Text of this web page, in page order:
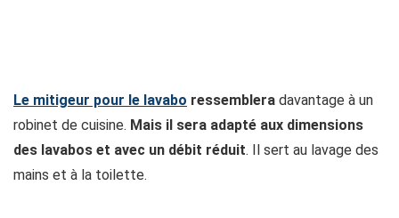
Le mitigeur pour le lavabo ressemblera davantage à un
robinet de cuisine. Mais il sera adapté aux dimensions
des lavabos et avec un débit réduit. Il sert au lavage des
mains et à la toilette.